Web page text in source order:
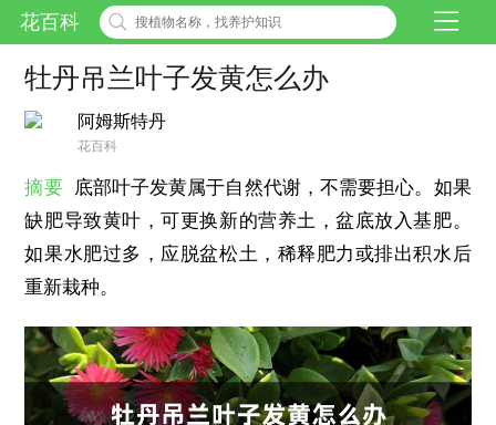
花百科
牡丹吊兰叶子发黄怎么办
阿姆斯特丹
花百科
摘要 底部叶子发黄属于自然代谢，不需要担心。如果
缺肥导致黄叶，可更换新的营养土，盆底放入基肥。
如果水肥过多，应脱盆松土，稀释肥力或排出积水后
重新栽种。